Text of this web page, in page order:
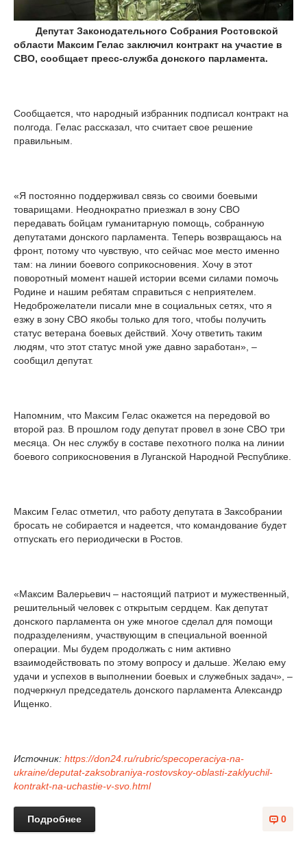
Депутат Законодательного Собрания Ростовской
области Максим Гелас заключил контракт на участие в
СВО, сообщает пресс-служба донского парламента.
Сообщается, что народный избранник подписал контракт на
полгода. Гелас рассказал, что считает свое решение
правильным.
«Я постоянно поддерживал связь со своими боевыми
товарищами. Неоднократно приезжал в зону СВО
передавать бойцам гуманитарную помощь, собранную
депутатами донского парламента. Теперь возвращаюсь на
фронт, потому что чувствую, что сейчас мое место именно
там: на линии боевого соприкосновения. Хочу в этот
поворотный момент нашей истории всеми силами помочь
Родине и нашим ребятам справиться с неприятелем.
Недоброжелатели писали мне в социальных сетях, что я
езжу в зону СВО якобы только для того, чтобы получить
статус ветерана боевых действий. Хочу ответить таким
людям, что этот статус мной уже давно заработан», –
сообщил депутат.
Напомним, что Максим Гелас окажется на передовой во
второй раз. В прошлом году депутат провел в зоне СВО три
месяца. Он нес службу в составе пехотного полка на линии
боевого соприкосновения в Луганской Народной Республике.
Максим Гелас отметил, что работу депутата в Заксобрании
бросать не собирается и надеется, что командование будет
отпускать его периодически в Ростов.
«Максим Валерьевич – настоящий патриот и мужественный,
решительный человек с открытым сердцем. Как депутат
донского парламента он уже многое сделал для помощи
подразделениям, участвующим в специальной военной
операции. Мы будем продолжать с ним активно
взаимодействовать по этому вопросу и дальше. Желаю ему
удачи и успехов в выполнении боевых и служебных задач», –
подчеркнул председатель донского парламента Александр
Ищенко.
Источник: https://don24.ru/rubric/specoperaciya-na-
ukraine/deputat-zaksobraniya-rostovskoy-oblasti-zaklyuchil-
kontrakt-na-uchastie-v-svo.html
0
Подробнее